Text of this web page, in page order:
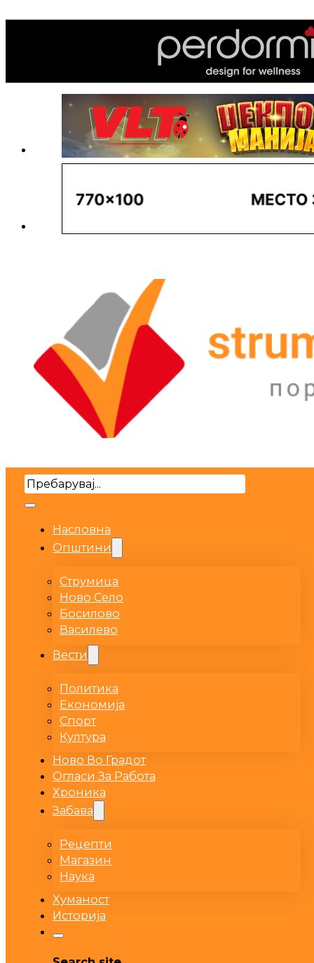
Search
Насловна
Општини
Струмица
Ново Село
Босилово
Василево
Вести
Политика
Економија
Спорт
Култура
Ново Во Градот
Огласи За Работа
Хроника
Забава
Рецепти
Магазин
Наука
Хуманост
Историја